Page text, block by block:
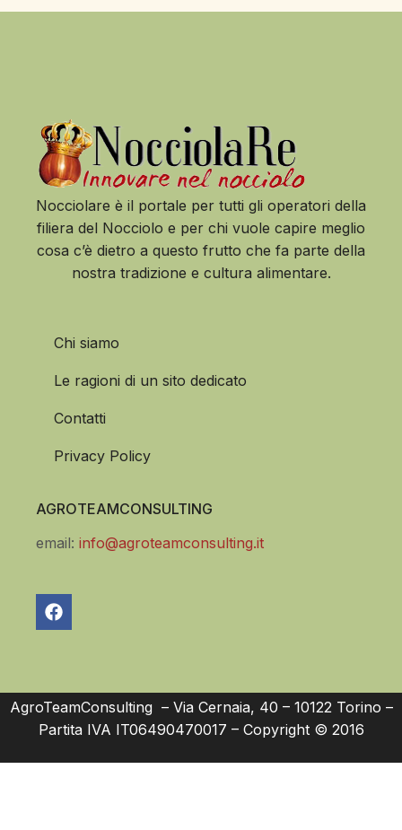
Nocciolare è il portale per tutti gli operatori della
filiera del Nocciolo e per chi vuole capire meglio
cosa c’è dietro a questo frutto che fa parte della
nostra tradizione e cultura alimentare.
Chi siamo
Le ragioni di un sito dedicato
Contatti
Privacy Policy
AGROTEAMCONSULTING
email: info@agroteamconsulting.it
AgroTeamConsulting – Via Cernaia, 40 – 10122 Torino –
Partita IVA IT06490470017 – Copyright © 2016